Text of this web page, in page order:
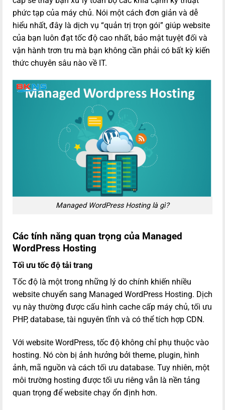
phức tạp của máy chủ. Nói một cách đơn giản và dễ
hiểu nhất, đây là dịch vụ “quản trị trọn gói” giúp website
của bạn luôn đạt tốc độ cao nhất, bảo mật tuyệt đối và
vận hành trơn tru mà bạn không cần phải có bất kỳ kiến
thức chuyên sâu nào về IT.
Managed WordPress Hosting là gì?
Các tính năng quan trọng của Managed
WordPress Hosting
Tối ưu tốc độ tải trang
Tốc độ là một trong những lý do chính khiến nhiều
website chuyển sang Managed WordPress Hosting. Dịch
vụ này thường được cấu hình cache cấp máy chủ, tối ưu
PHP, database, tài nguyên tĩnh và có thể tích hợp CDN.
Với website WordPress, tốc độ không chỉ phụ thuộc vào
hosting. Nó còn bị ảnh hưởng bởi theme, plugin, hình
ảnh, mã nguồn và cách tối ưu database. Tuy nhiên, một
môi trường hosting được tối ưu riêng vẫn là nền tảng
quan trọng để website chạy ổn định hơn.